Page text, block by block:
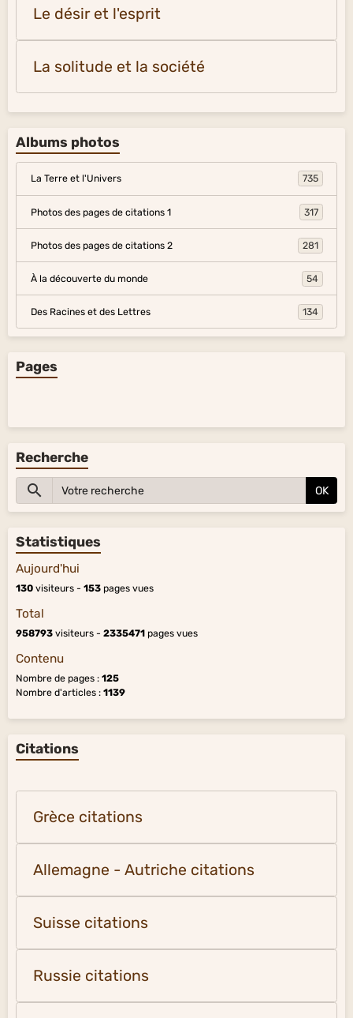
Le désir et l'esprit
La solitude et la société
Albums photos
La Terre et l'Univers 735
Photos des pages de citations 1 317
Photos des pages de citations 2 281
À la découverte du monde 54
Des Racines et des Lettres 134
Pages
Recherche
OK
Statistiques
Aujourd'hui
130 visiteurs - 153 pages vues
Total
958793 visiteurs - 2335471 pages vues
Contenu
Nombre de pages : 125
Nombre d'articles : 1139
Citations
Grèce citations
Allemagne - Autriche citations
Suisse citations
Russie citations